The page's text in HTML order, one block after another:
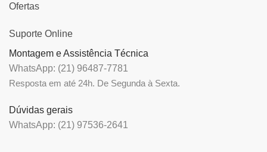
Ofertas
Suporte Online
Montagem e Assistência Técnica
WhatsApp: (21) 96487-7781
Resposta em até 24h. De Segunda à Sexta.
Dúvidas gerais
WhatsApp: (21) 97536-2641